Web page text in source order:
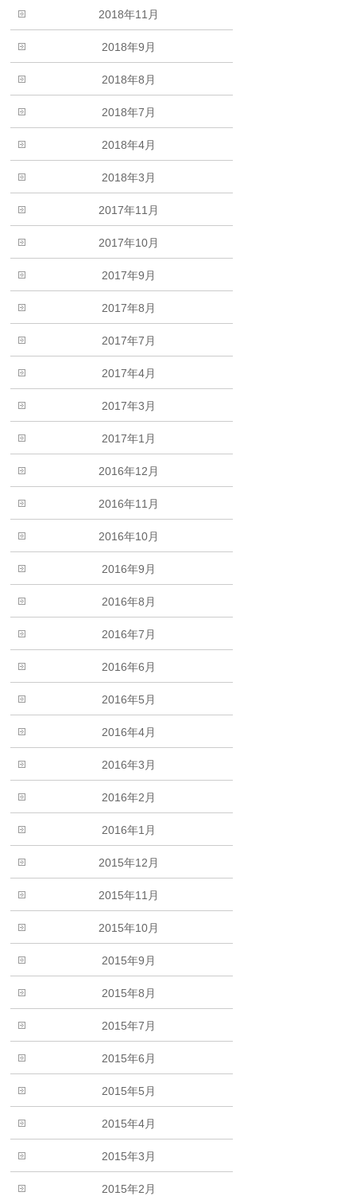
2018年11月
2018年9月
2018年8月
2018年7月
2018年4月
2018年3月
2017年11月
2017年10月
2017年9月
2017年8月
2017年7月
2017年4月
2017年3月
2017年1月
2016年12月
2016年11月
2016年10月
2016年9月
2016年8月
2016年7月
2016年6月
2016年5月
2016年4月
2016年3月
2016年2月
2016年1月
2015年12月
2015年11月
2015年10月
2015年9月
2015年8月
2015年7月
2015年6月
2015年5月
2015年4月
2015年3月
2015年2月